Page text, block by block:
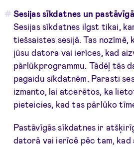
Sesijas sīkdatnes un
Sesijas sīkdatnes ilgst tikai,
tiešsaistes sesijā. Tas nozīmē,
jūsu datora vai ierīces, kad
pārlūkprogrammu. Tādēļ tās
pagaidu sīkdatnēm. Parasti
izmanto, lai atcerētos, ka
pieteicies, kad tas pārlūko
Pastāvīgās sīkdatnes ir
datorā vai ierīcē pēc tam, kad